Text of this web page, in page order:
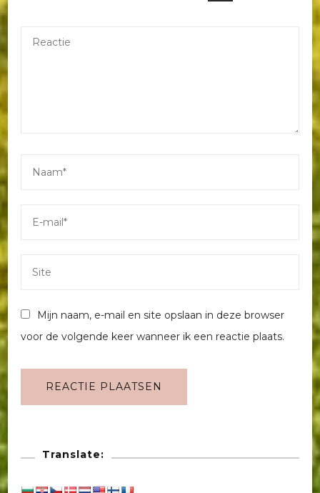
Mijn naam, e-mail en site opslaan in deze browser
voor de volgende keer wanneer ik een reactie plaats.
Translate: